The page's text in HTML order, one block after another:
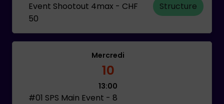
Event Shootout 4max - CHF
50
Structure
Mercredi
10
13:00
#01 SPS Main Event - 8